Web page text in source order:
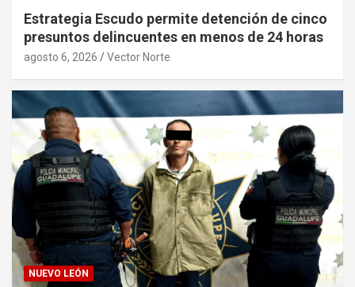
Estrategia Escudo permite detención de cinco
presuntos delincuentes en menos de 24 horas
agosto 6, 2026 Vector Norte
NUEVO LEÓN